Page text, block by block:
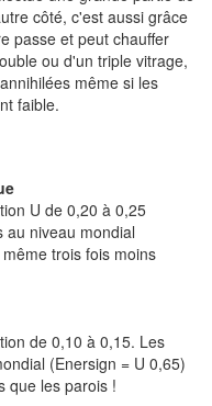
côté, c'est aussi grâce
passe et peut chauffer
ou d'un triple vitrage,
même si les
faible.
U de 0,20 à 0,25
au niveau mondial
trois fois moins
de 0,10 à 0,15. Les
(Enersign = U 0,65)
que les parois !